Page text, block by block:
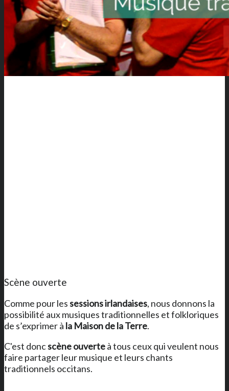
Scène ouverte
Comme pour lessessions irlandaises, nous donnons la
possibilité aux musiques traditionnelles et folkloriques
de s’exprimer à la Maison de la Terre.
C'est doncscène ouverteà tous ceux qui veulent nous
faire partager leur musique et leurs chants
traditionnels occitans.